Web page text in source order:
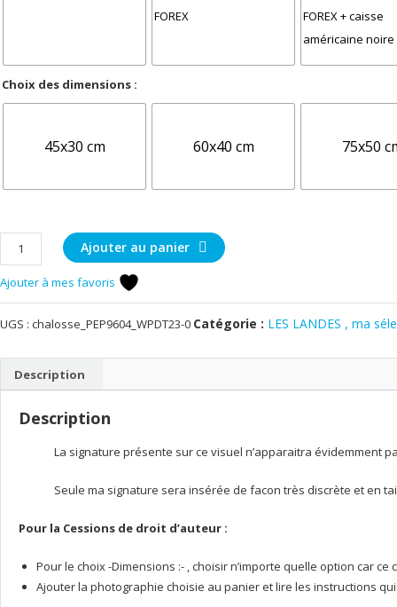
Choix des dimensions :
45x30 cm 60x40 cm 75x50
quantité
de
Vue
sur
le
Donzacq,
Chalosse
Ajouter au panier
Ajouter à mes favoris
UGS : chalosse_PEP9604_WPDT23-0 Catégorie : LES LANDES , ma
Description
Description
La signature présente sur ce visuel n’apparaitra évidemment
Seule ma signature sera insérée de facon très discrète et en
Pour la Cessions de droit d’auteur :
Pour le choix -Dimensions :- , choisir n’importe quelle option car
Ajouter la photographie choisie au panier et lire les instructions